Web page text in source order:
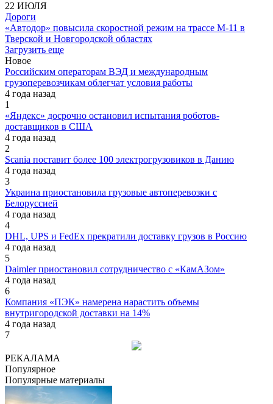
22 ИЮЛЯ
Дороги
«Автодор» повысила скоростной режим на трассе М-11 в
Тверской и Новгородской областях
Загрузить еще
Новое
Российским операторам ВЭД и международным
грузоперевозчикам облегчат условия работы
4 года назад
1
«Яндекс» досрочно остановил испытания роботов-
доставщиков в США
4 года назад
2
Scania поставит более 100 электрогрузовиков в Данию
4 года назад
3
Украина приостановила грузовые автоперевозки с
Белоруссией
4 года назад
4
DHL, UPS и FedEx прекратили доставку грузов в Россию
4 года назад
5
Daimler приостановил сотрудничество с «КамАЗом»
4 года назад
6
Компания «ПЭК» намерена нарастить объемы
внутригородской доставки на 14%
4 года назад
7
РЕКАЛАМА
Популярное
Популярные материалы